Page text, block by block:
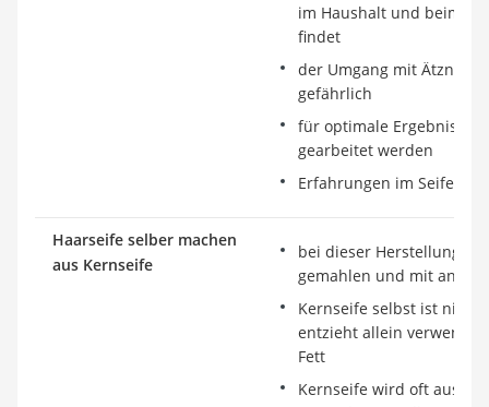
im Haushalt und beim
findet
der Umgang mit
gefährlich
für optimale Ergebnisse
gearbeitet werden
Erfahrungen im
Haarseife selber machen
aus Kernseife
bei dieser
gemahlen und mit
Kernseife selbst ist nicht
entzieht allein
Fett
Kernseife wird oft aus